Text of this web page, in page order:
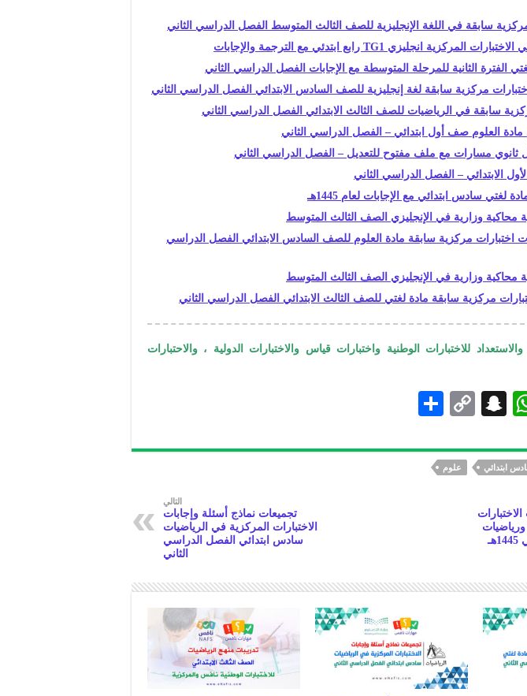
الفترة الثانية للمرحلة المتوسطة مع الإجابات الفصل الدراسي الثاني
مركزية سابقة لغة إنجليزية للصف السادس الابتدائي الفصل الدراسي الثاني
العلوم صف أول ابتدائي – الفصل الدراسي الثاني
ثانوي مسارات مع ملف مفتوح للتعديل – الفصل الدراسي الثاني
الابتدائي – الفصل الدراسي الثاني
لغتي سادس ابتدائي مع الإجابات لعام 1445هـ
محاكية وزارية في الإنجليزي الصف الثالث المتوسط
اختبارات مركزية سابقة مادة العلوم للصف السادس الابتدائي الفصل الدراسي
محاكية وزارية في الإنجليزي الصف الثالث المتوسط
للاختبارات الوطنية واختبارات قياس والاختبارات الدولية ، والاحتبارات
W
at
s
A
p
S
a
pc
C
p
y
ar
ابتدائي علوم
التالي
تجميعات نماذج أسئلة وإجابات
الاختبارات المركزية في الرياضيات
سادس ابتدائي الفصل الدراسي
الثاني